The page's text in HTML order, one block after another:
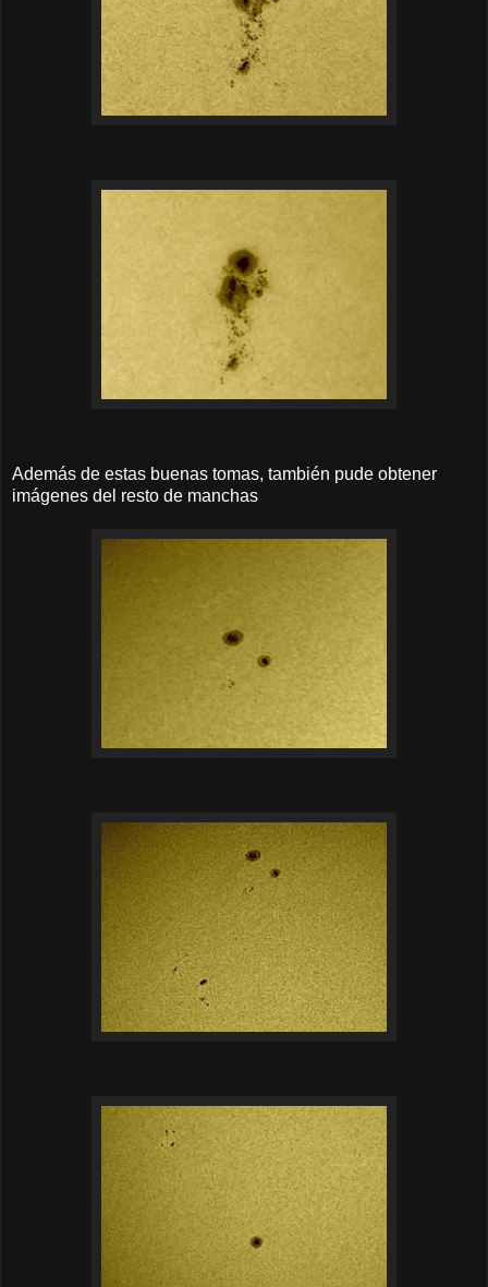
Además de estas buenas tomas, también pude obtener
imágenes del resto de manchas